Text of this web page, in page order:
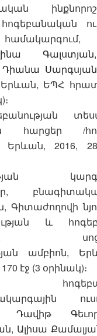
Գալստյան,
Դիանա Սարգսյան
Երևան, ԵՊՀ
հարցեր /
, Երևան, 2016,
Գիտաժողովի
և
ամբիոն,
էջ (3 օրինակ)։
Դավիթ
Ալիսա